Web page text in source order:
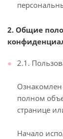
2. Общие
2.1.
полном
странице
Начало